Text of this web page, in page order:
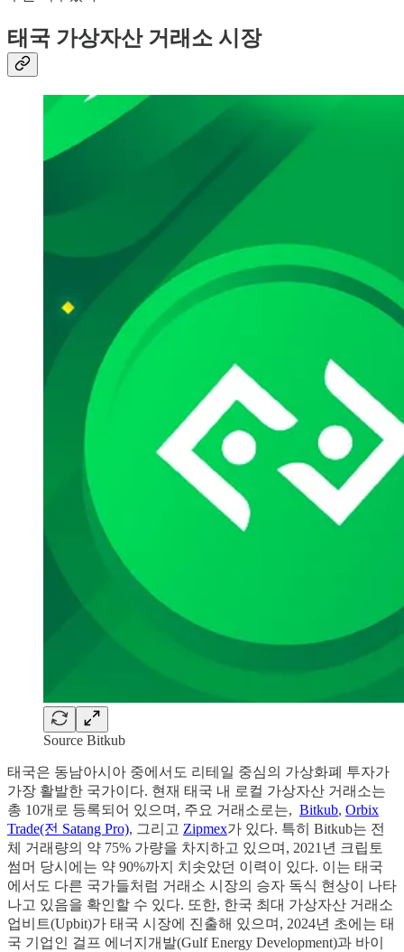
태국 가상자산 거래소 시장
Source Bitkub
태국은 동남아시아 중에서도 리테일 중심의 가상화폐 투자가
가장 활발한 국가이다. 현재 태국 내 로컬 가상자산 거래소는
총 10개로 등록되어 있으며, 주요 거래소로는, Bitkub, Orbix
Trade(전 Satang Pro), 그리고 Zipmex가 있다. 특히 Bitkub는 전
체 거래량의 약 75% 가량을 차지하고 있으며, 2021년 크립토
썸머 당시에는 약 90%까지 치솟았던 이력이 있다. 이는 태국
에서도 다른 국가들처럼 거래소 시장의 승자 독식 현상이 나타
나고 있음을 확인할 수 있다. 또한, 한국 최대 가상자산 거래소
업비트(Upbit)가 태국 시장에 진출해 있으며, 2024년 초에는 태
국 기업인 걸프 에너지개발(Gulf Energy Development)과 바이